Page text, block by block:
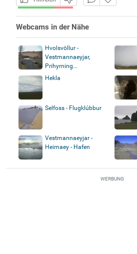
Webcams in der Nähe
Hvolsvöllur -
Vestmannaeyjar,
Prihyrning...
Hekla
Selfoss - Flugklúbbur
Vestmannaeyjar -
Heimaey - Hafen
WERBUNG